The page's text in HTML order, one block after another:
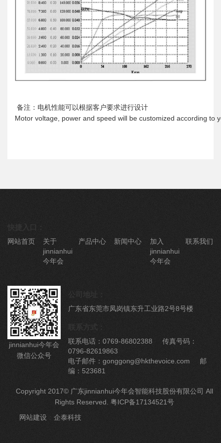
备注：电机性能可以根据客户要求进行设计
Motor voltage, power and speed will be customized according
网站首页
关于
jinnianhui
今年会
产品中心 新闻中心
加入
jinnianhui
今年会
联系我们
jinnianhui今年会
微信公众号
公司地址：
广东省东莞市凤岗镇东升工业路2号8号楼
联系电话：0769-86802388 传真号码：
0796-82619863
电子邮件：gonggong@hkthevoice.com 邮
编：523681
Copyright 2017© 广东jinnianhui今年会智能科技股份有限公司 All
Rights Reserved. 粤ICP备17134521号
网站建设
企泰科技